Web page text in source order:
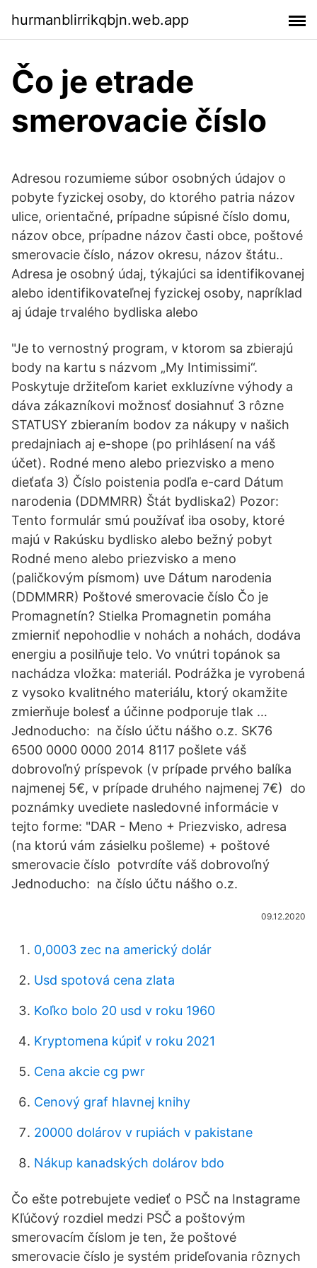
hurmanblirrikqbjn.web.app
Čo je etrade
smerovacie číslo
Adresou rozumieme súbor osobných údajov o
pobyte fyzickej osoby, do ktorého patria názov
ulice, orientačné, prípadne súpisné číslo domu,
názov obce, prípadne názov časti obce, poštové
smerovacie číslo, názov okresu, názov štátu..
Adresa je osobný údaj, týkajúci sa identifikovanej
alebo identifikovateľnej fyzickej osoby, napríklad
aj údaje trvalého bydliska alebo
"Je to vernostný program, v ktorom sa zbierajú
body na kartu s názvom „My Intimissimi“.
Poskytuje držiteľom kariet exkluzívne výhody a
dáva zákazníkovi možnosť dosiahnuť 3 rôzne
STATUSY zbieraním bodov za nákupy v našich
predajniach aj e-shope (po prihlásení na váš
účet). Rodné meno alebo priezvisko a meno
dieťaťa 3) Číslo poistenia podľa e-card Dátum
narodenia (DDMMRR) Štát bydliska2) Pozor:
Tento formulár smú používať iba osoby, ktoré
majú v Rakúsku bydlisko alebo bežný pobyt
Rodné meno alebo priezvisko a meno
(paličkovým písmom) uve Dátum narodenia
(DDMMRR) Poštové smerovacie číslo Čo je
Promagnetín? Stielka Promagnetin pomáha
zmierniť nepohodlie v nohách a nohách, dodáva
energiu a posilňuje telo. Vo vnútri topánok sa
nachádza vložka: materiál. Podrážka je vyrobená
z vysoko kvalitného materiálu, ktorý okamžite
zmierňuje bolesť a účinne podporuje tlak …
Jednoducho: ️ na číslo účtu nášho o.z. SK76
6500 0000 0000 2014 8117 pošlete váš
dobrovoľný príspevok (v prípade prvého balíka
najmenej 5€, v prípade druhého najmenej 7€) ️ do
poznámky uvediete nasledovné informácie v
tejto forme: "DAR - Meno + Priezvisko, adresa
(na ktorú vám zásielku pošleme) + poštové
smerovacie číslo ️ potvrdíte váš dobrovoľný
Jednoducho: ️ na číslo účtu nášho o.z.
09.12.2020
0,0003 zec na americký dolár
Usd spotová cena zlata
Koľko bolo 20 usd v roku 1960
Kryptomena kúpiť v roku 2021
Cena akcie cg pwr
Cenový graf hlavnej knihy
20000 dolárov v rupiách v pakistane
Nákup kanadských dolárov bdo
Čo ešte potrebujete vedieť o PSČ na Instagrame
Kľúčový rozdiel medzi PSČ a poštovým
smerovacím číslom je ten, že poštové
smerovacie číslo je systém prideľovania rôznych